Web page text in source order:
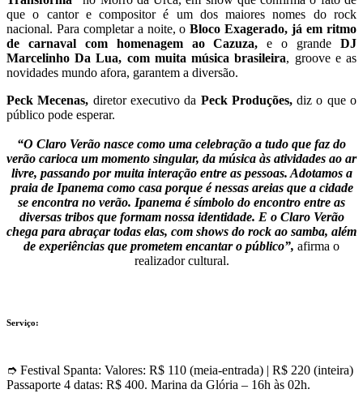
que o cantor e compositor é um dos maiores nomes do rock
nacional. Para completar a noite, oBloco Exagerado, já em ritmo
de carnaval com homenagem ao Cazuza, e o grandeDJ
Marcelinho Da Lua, com muita música brasileira, groove e as
novidades mundo afora, garantem a diversão.
Peck Mecenas, diretor executivo da Peck Produções,diz o que o
público pode esperar.
“O Claro Verão nasce como uma celebração a tudo que faz do
verão carioca um momento singular, da música às atividades ao ar
livre, passando por muita interação entre as pessoas. Adotamos a
praia de Ipanema como casa porque é nessas areias que a cidade
se encontra no verão. Ipanema é símbolo do encontro entre as
diversas tribos que formam nossa identidade. E o Claro Verão
chega para abraçar todas elas, com shows do rock ao samba, além
de experiências que prometem encantar o público”, afirma o
realizador cultural.
Serviço:
➮ Festival Spanta: Valores: R$ 110 (meia-entrada) | R$ 220 (inteira)
Passaporte 4 datas: R$ 400. Marina da Glória – 16h às 02h.